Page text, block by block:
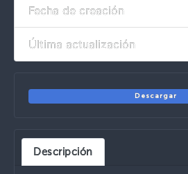
Fecha de creación
Última actualización
Descargar
Descripción